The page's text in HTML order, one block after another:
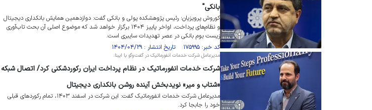
بانکی"
کوروش پرویزیان؛ رئیس پژوهشکده پولی و بانکی گفت: دوازدهمین همایش بانکداری دیجیتال
و نظام‌های پرداخت، اواخر پاییز ۱۴۰۴ برگزار خواهد شد که موضوع اصلی آن بحث تاب‌آوری
زیست بوم بانکی در عصر تهدیدات سایبری است.
کد خبر: ۱۷۵۹۹۵ تاریخ انتشار : ۱۴۰۴/۰۴/۲۹
مدیرعامل شرکت خدمات انفورماتیک در گفت‌و‌گو با ایبنا:
شرکت خدمات انفورماتیک در نظام پرداخت ایران رکوردشکنی کرد/ اتصال شبکه
«شتاب و میر» نویدبخش آینده روشن بانکداری دیجیتال
مدیرعامل شرکت خدمات انفورماتیک گفت: این شرکت در اسفند ۱۴۰۳، تمام رکورد‌های قبلی
خود را جابجا کرد.